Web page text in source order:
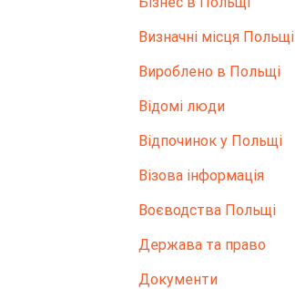
Визначні місця Польщі
Вироблено в Польщі
Відомі люди
Відпочинок у Польщі
Візова інформація
Воєводства Польщі
Держава та право
Документи